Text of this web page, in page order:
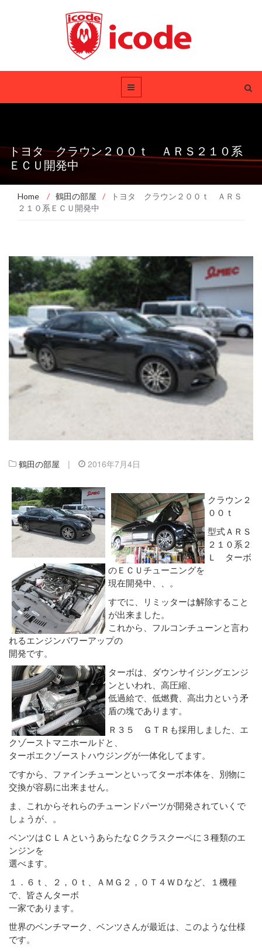
トヨタ クラウン２００ｔ ＡＲＳ２１０系
ＥＣＵ開発中
Home / 鶴田の部屋 /
トヨタ クラウン２００ｔ ＡＲＳ
２１０系ＥＣＵ開発中
鶴田の部屋 | 2016年7月4日
クラウン２
００ｔ
型式ＡＲＳ
２１０系２
Ｌ ターボ
のＥＣＵチューニングを
現在開発中、、。
すでに、リミッターは解除すること
が出来ました。
これから、フルコンチューンと言わ
れるエンジンパワーアップの
開発です。
ターボは、ダウンサイジングエンジ
ンといわれ、高圧縮、
低過給で、低燃費、高出力という矛
盾の塊であります。
Ｒ３５ ＧＴＲも採用しました、エ
クゾーストマニホールドと、
ターボエクゾーストハウジングが一体化してます。
ですから、ファインチューンといってターボ本体を、別物に
交換が容易に出来ません。
ま、これからそれらのチューンドパーツが開発されていくで
しょうが、。
ベンツはＣＬＡというあらたなＣクラスクーペに３種類のエ
ンジンを
選べます。
１．６ｔ、２，０ｔ、ＡＭＧ２，０Ｔ４ＷＤなど、１機種
で、皆さんターボ
一家であります。
世界のベンチマーク、ベンツさんが最近は、このような仕様
です。